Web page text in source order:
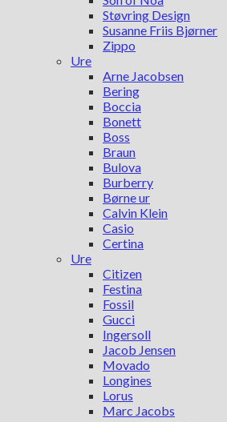
Støvring Design
Susanne Friis Bjørner
Zippo
Ure
Arne Jacobsen
Bering
Boccia
Bonett
Boss
Braun
Bulova
Burberry
Børne ur
Calvin Klein
Casio
Certina
Ure
Citizen
Festina
Fossil
Gucci
Ingersoll
Jacob Jensen
Movado
Longines
Lorus
Marc Jacobs